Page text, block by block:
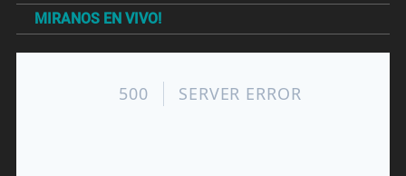
MIRANOS EN VIVO!